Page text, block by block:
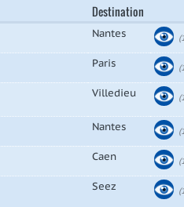
Destination
Nantes
Paris
Villedieu
Nantes
Caen
Seez